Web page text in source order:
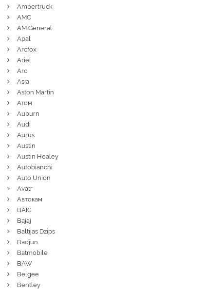
Ambertruck
AMC
AM General
Apal
Arcfox
Ariel
Aro
Asia
Aston Martin
Атом
Auburn
Audi
Aurus
Austin
Austin Healey
Autobianchi
Auto Union
Avatr
Автокам
BAIC
Bajaj
Baltijas Dzips
Baojun
Batmobile
BAW
Belgee
Bentley